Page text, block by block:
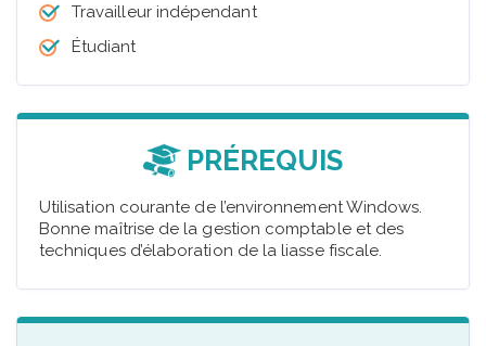
Travailleur indépendant
Étudiant
PRÉREQUIS
Utilisation courante de l’environnement Windows.
Bonne maîtrise de la gestion comptable et des
techniques d’élaboration de la liasse fiscale.